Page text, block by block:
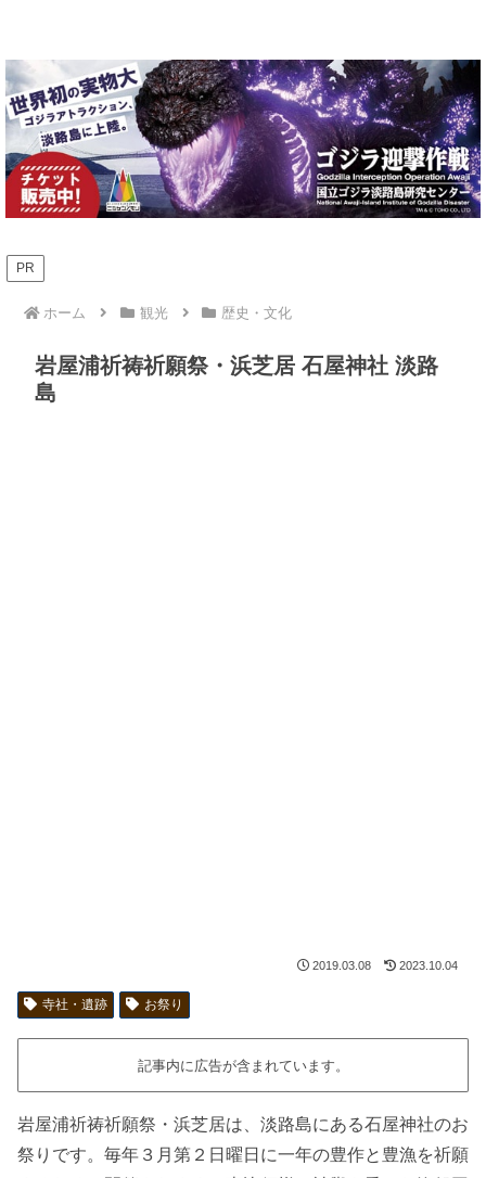
PR
ホーム 観光 歴史・文化
岩屋浦祈祷祈願祭・浜芝居 石屋神社 淡路
島
2019.03.08 2023.10.04
寺社・遺跡 お祭り
記事内に広告が含まれています。
岩屋浦祈祷祈願祭・浜芝居は、淡路島にある石屋神社のお
祭りです。毎年３月第２日曜日に一年の豊作と豊漁を祈願